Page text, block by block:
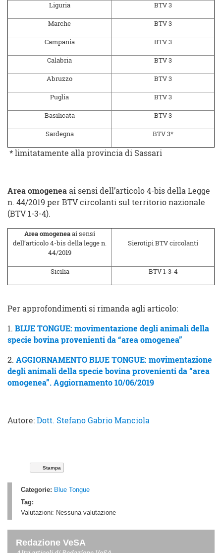
Liguria BTV 3
Marche BTV 3
Campania BTV 3
Calabria BTV 3
Abruzzo BTV 3
Puglia BTV 3
Basilicata BTV 3
Sardegna BTV 3*
* limitatamente alla provincia di Sassari
Area omogenea ai sensi dell’articolo 4-bis della Legge
n. 44/2019 per BTV circolanti sul territorio nazionale
(BTV 1-3-4).
Area omogeneaai sensi
dell’articolo 4-bis della legge n.
44/2019
Sierotipi BTV circolanti
Sicilia BTV 1-3-4
Per approfondimenti si rimanda agli articolo:
1. BLUE TONGUE: movimentazione degli animali della
specie bovina provenienti da “area omogenea”
2. AGGIORNAMENTO BLUE TONGUE: movimentazione
degli animali della specie bovina provenienti da “area
omogenea”. Aggiornamento 10/06/2019
Autore: Dott. Stefano Gabrio Manciola
Stampa
Categorie: Blue Tongue
Tag:
Valutazioni: Nessuna valutazione
Redazione VeSA